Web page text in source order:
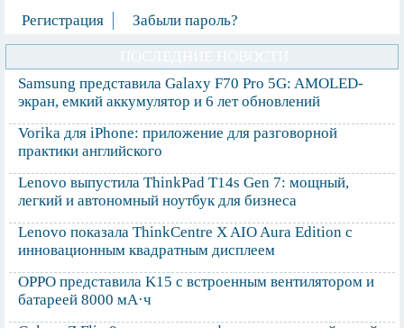
Регистрация Забыли пароль?
Samsung представила Galaxy F70 Pro 5G: AMOLED-
экран, емкий аккумулятор и 6 лет обновлений
Vorika для iPhone: приложение для разговорной
практики английского
Lenovo выпустила ThinkPad T14s Gen 7: мощный,
легкий и автономный ноутбук для бизнеса
Lenovo показала ThinkCentre X AIO Aura Edition с
инновационным квадратным дисплеем
OPPO представила K15 с встроенным вентилятором и
батареей 8000 мА·ч